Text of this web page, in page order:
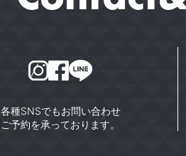
各種SNSでもお問い合わせ
ご予約を承っております。